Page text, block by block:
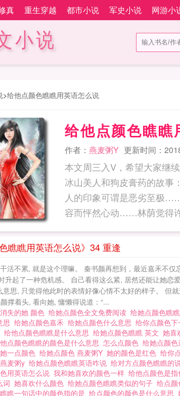
真 重生穿越 都市小说 军史小说 网游小
小说
>给他点颜色瞧瞧用英语怎么说
给他点颜色瞧瞧
作者： 燕麦粥Y 更新时间：
本文周三入V，希望大家继
冰山美人和狗皮膏药的故事
人的印象可谓是恶劣至极
容而怦然心动……林荫觉得
禾与秦书颜相遇是在高铁站
室内，秦书颜撑着头好暇以
纪？”嘉禾只在尊严和挂科
年轻力壮……”秦书颜：“……”
“贱”钟情，从此只想把这只
样的变态教授缠上，连毕业
爽，追妻火葬场”的故事。
要不然你打我吧！”嘉禾慵
双手握住秦书颜的肩膀，
瞧瞧用英语怎么说》34 重逢
活不累, 就是这个理嘛。 秦书颜再想到，最近嘉禾不
升起了一种危机感。 自己看得这么紧, 居然还能让她恋
意思, 只觉得他此时的表情好像心情不太好的样子。
撑着头, 看向她, 慵懒得说道：“...
消失的她 颜色 给她点颜色全文免费阅读 给她点颜色瞧
思 给她点颜色嘉禾 给她点颜色什么意思 给你点颜色下
给他点颜色瞧瞧是什么意思 给她点颜色瞧瞧 英文 她喜
点颜色瞧瞧的颜色是什么意思 怎么点颜色 给她点颜色
一点颜色 给她点颜色 燕麦粥Y 她的颜色是红色 给你
麦粥y 给她点颜色瞧瞧英语咋说 给对方点颜色瞧瞧的
用英语怎么说 我和她喜欢的颜色一样 给他点颜色是指
词 她喜欢什么颜色 给她点颜色瞧瞧类似的句子 给点颜
瞧一句话中的颜色指的是 给点颜色的颜色是什么意思